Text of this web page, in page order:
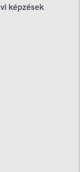
képzések